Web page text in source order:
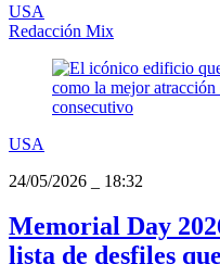
USA
Redacción Mix
USA
24/05/2026
18:32
Memorial Day
lista de desfiles